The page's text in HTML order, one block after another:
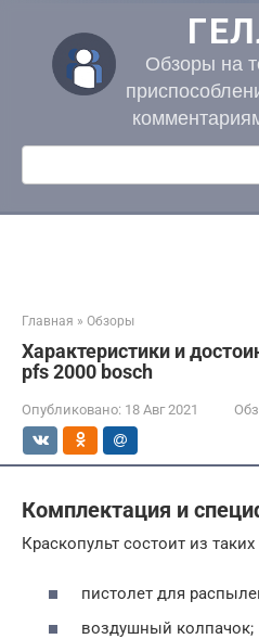
контенту
Обзоры на
Поиск:
Главная » Обзоры
Характеристики и
pfs 2000 bosch
Опубликовано: 18 Авг 2021
Комплектация и
Краскопульт состоит из таких
пистолет для
воздушный колпачок;